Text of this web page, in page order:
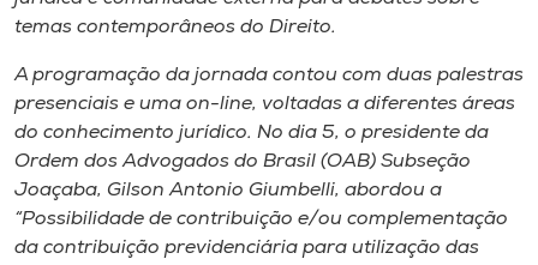
Store
Selecione
o idioma
temas contemporâneos do Direito.
A programação da jornada contou com duas palestras
presenciais e uma on-line, voltadas a diferentes áreas
do conhecimento jurídico. No dia 5, o presidente da
Ordem dos Advogados do Brasil (OAB) Subseção
Joaçaba, Gilson Antonio Giumbelli, abordou a
“Possibilidade de contribuição e/ou complementação
da contribuição previdenciária para utilização das